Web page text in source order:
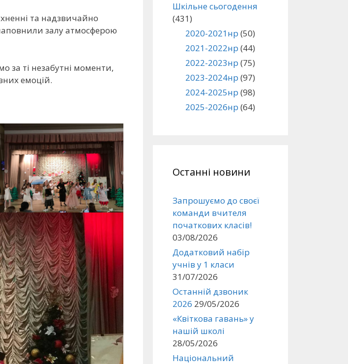
та надзвичайно
залу атмосферою
за ті незабутні моменти,
емоцій.
Шкільне сьогодення
(431)
2020-2021нр (50)
2021-2022нр (44)
2022-2023нр (75)
2023-2024нр (97)
2024-2025нр (98)
2025-2026нр (64)
Останні новини
Запрошуємо до своєї
команди вчителя
початкових класів!
03/08/2026
Додатковий набір
учнів у 1 класи
31/07/2026
Останній дзвоник
2026 29/05/2026
«Квіткова гавань» у
нашій школі
28/05/2026
Національний